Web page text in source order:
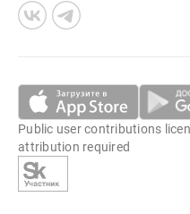
Public user contributions
attribution required